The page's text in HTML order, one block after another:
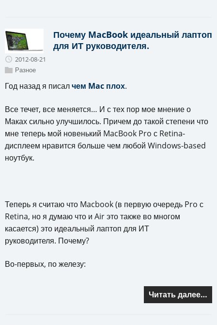
Почему MacBook идеальный лаптоп
для ИТ руководителя.
2012-08-21
Разное
Год назад я писалчем Mac плох.
Все течет, все меняется… И с тех пор мое мнение о
Маках сильно улучшилось. Причем до такой степени что
мне теперь мой новенький MacBook Pro с Retina-
дисплеем нравится больше чем любой Windows-based
ноутбук.
Теперь я считаю что Macbook (в первую очередь Pro с
Retina, но я думаю что и Air это также во многом
касается) это идеальный лаптоп для ИТ
руководителя. Почему?
Во-первых, по железу:
Читать далее…